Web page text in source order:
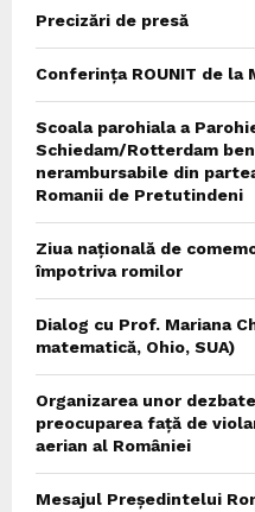
Precizări de presă
Conferința ROUNIT de la
Scoala parohiala a
Schiedam/Rotterdam
nerambursabile din
Romanii de Pretutindeni
Ziua națională de
împotriva romilor
Dialog cu Prof. Mariana
matematică, Ohio, SUA)
Organizarea unor
preocuparea față de
aerian al României
Mesajul Președintelui